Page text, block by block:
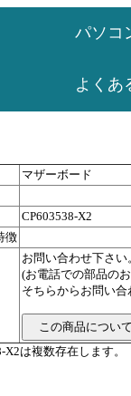
パソコ
よくあ
マザーボード
CP603538-X2
徴
お問い合わせ下さい
(お電話での部品の
そちらからお問い
X2は複数存在します。